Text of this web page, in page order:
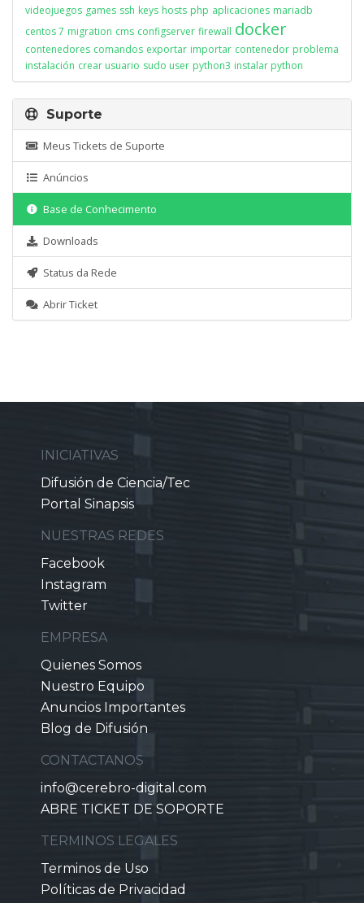
videojuegos games ssh keys hosts php aplicaciones mariadb
centos 7 migration cms configserver firewall docker
contenedores comandos exportar importar contenedor problema
instalación crear usuario sudo user python3 instalar python
Suporte
Meus Tickets de Suporte
Anúncios
Base de Conhecimento
Downloads
Status da Rede
Abrir Ticket
INICIATIVAS
Difusión de Ciencia/Tec
Portal Sinapsis
NUESTRAS REDES
Facebook
Instagram
Twitter
EMPRESA
Quienes Somos
Nuestro Equipo
Anuncios Importantes
Blog de Difusión
CONTACTANOS
info@cerebro-digital.com
ABRE TICKET DE SOPORTE
TERMINOS LEGALES
Terminos de Uso
Políticas de Privacidad